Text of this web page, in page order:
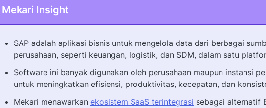
Mekari Insight
SAP adalah aplikasi bisnis untuk mengelola data dari berbagai
perusahaan, seperti keuangan, logistik, dan SDM, dalam satu
Software ini banyak digunakan oleh perusahaan maupun instansi
untuk meningkatkan efisiensi, produktivitas, kecepatan, dan
Mekari menawarkan ekosistem SaaS terintegrasi sebagai alternatif